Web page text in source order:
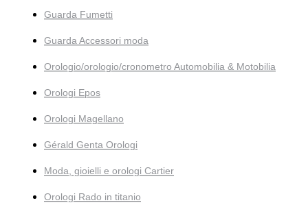
Guarda Fumetti
Guarda Accessori moda
Orologio/orologio/cronometro Automobilia & Motobilia
Orologi Epos
Orologi Magellano
Gérald Genta Orologi
Moda, gioielli e orologi Cartier
Orologi Rado in titanio